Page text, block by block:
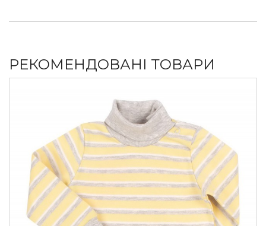
РЕКОМЕНДОВАНІ ТОВАРИ